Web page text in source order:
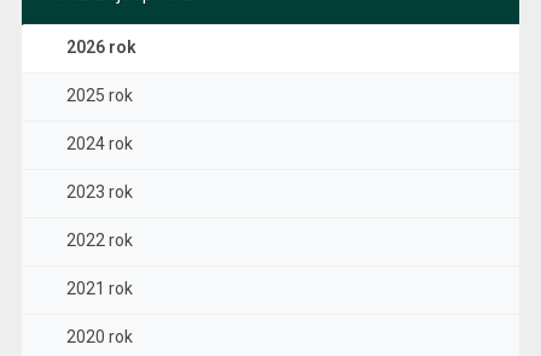
2026 rok
2025 rok
2024 rok
2023 rok
2022 rok
2021 rok
2020 rok